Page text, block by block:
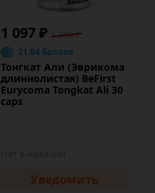
1 097 ₽ 1 290 ₽
21.94 баллов
Тонгкат Али (Эврикома
длиннолистая) BeFirst
Eurycoma Tongkat Ali 30
caps
Уведомить